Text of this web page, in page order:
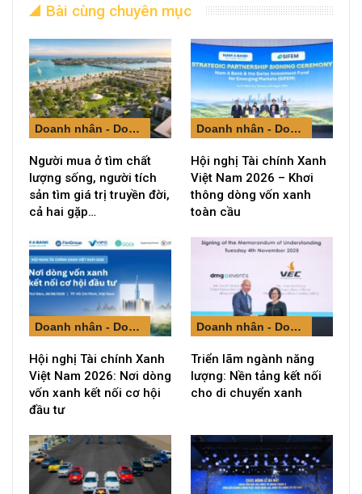
Bài cùng chuyên mục
Doanh nhân - Doanh nghiệp
Người mua ở tìm chất
lượng sống, người tích
sản tìm giá trị truyền đời,
cả hai gặp…
Doanh nhân - Doanh nghiệp
Hội nghị Tài chính Xanh
Việt Nam 2026 – Khơi
thông dòng vốn xanh
toàn cầu
Doanh nhân - Doanh nghiệp
Hội nghị Tài chính Xanh
Việt Nam 2026: Nơi dòng
vốn xanh kết nối cơ hội
đầu tư
Doanh nhân - Doanh nghiệp
Triển lãm ngành năng
lượng: Nền tảng kết nối
cho di chuyển xanh